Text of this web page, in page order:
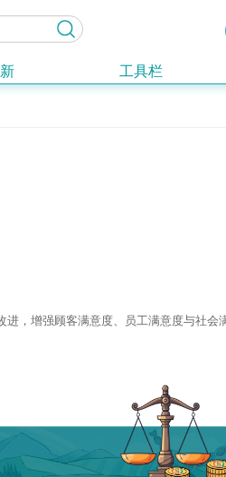
工具栏
，增强顾客满意度、员工满意度与社会